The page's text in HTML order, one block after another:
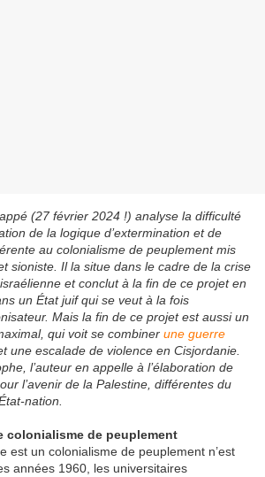
(27 février 2024 !) analyse la difficulté
de la logique d’extermination et de
au colonialisme de peuplement mis
sioniste. Il la situe dans le cadre de la crise
et conclut à la fin de ce projet en
un État juif qui se veut à la fois
Mais la fin de ce projet est aussi un
qui voit se combiner une guerre
une escalade de violence en Cisjordanie.
l’auteur en appelle à l’élaboration de
l’avenir de la Palestine, différentes du
nation.
colonialisme de peuplement
est un colonialisme de peuplement n’est
années 1960, les universitaires